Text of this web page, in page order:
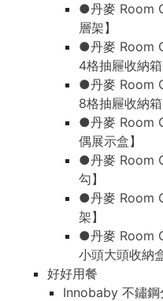
●丹麥 Room
層架】
●丹麥 Room
4格抽屜收納箱
●丹麥 Room
8格抽屜收納箱
●丹麥 Room
偶展示盒】
●丹麥 Room
勾】
●丹麥 Room
架】
●丹麥 Room
小頭大頭收納盒
好好用餐
Innobaby 不鏽鋼